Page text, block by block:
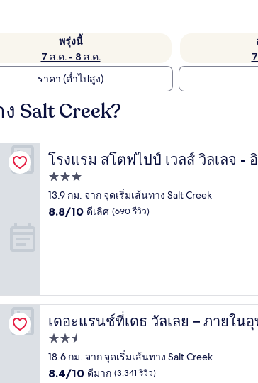
พรุ่งนี้
7 ส.ค. - 8 ส.ค.
ราคา (ต่ำไปสูง)
Salt Creek?
โรงแรม สโตฟไปป์ เวลส์ วิลเลจ -
โรงแรม สโตฟไปป์ เวลส์ วิลเลจ - อินไซด์ เ
ที่พัก
3.0
ดาว
13.9 กม. จาก จุดเริ่มเส้นทาง Salt Creek
8.8
8.8/10 ดีเลิศ (690 รีวิว)
ร์ค
เดอะแรนช์ที่เดธ วัลเลย – ภายใน
เดอะแรนช์ที่เดธ วัลเลย – ภายในอุทยาน
ที่พัก
2.5
ดาว
18.6 กม. จาก จุดเริ่มเส้นทาง Salt Creek
8.4
8.4/10 ดีมาก (3,341 รีวิว)